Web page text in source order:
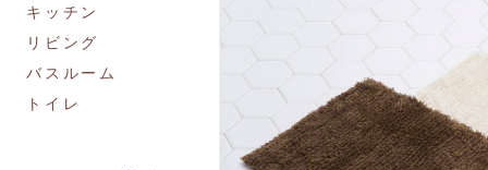
キッチン
リビング
バスルーム
トイレ